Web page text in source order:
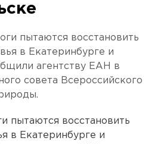
пытаются восстановить
в Екатеринбурге и
агентству ЕАН в
совета Всероссийского
пытаются восстановить
в Екатеринбурге и